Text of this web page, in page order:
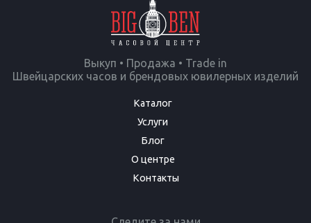
Выкуп • Продажа • Trade in
Швейцарских часов и брендовых ювилерных изделий
Каталог
Услуги
Блог
О центре
Контакты